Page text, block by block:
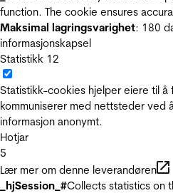
function. The cookie ensures
Maksimal lagringsvarighet: 180
informasjonskapsel
Statistikk 12
Statistikk-cookies hjelper eiere til å
kommuniserer med nettsteder ved
informasjon anonymt.
Hotjar
5
Lær mer om denne leverandøren
_hjSession_#Collects statistics on